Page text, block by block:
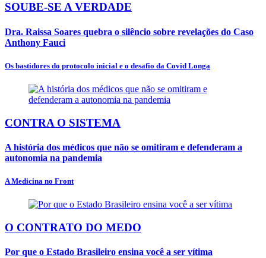
SOUBE-SE A VERDADE
Dra. Raissa Soares quebra o silêncio sobre revelações do Caso
Anthony Fauci
Os bastidores do protocolo inicial e o desafio da Covid Longa
CONTRA O SISTEMA
A história dos médicos que não se omitiram e defenderam a
autonomia na pandemia
A Medicina no Front
O CONTRATO DO MEDO
Por que o Estado Brasileiro ensina você a ser vítima